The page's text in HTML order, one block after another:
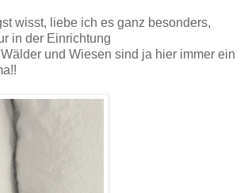
wisst, liebe ich es ganz besonders,
in der Einrichtung
und Wiesen sind ja hier immer ein